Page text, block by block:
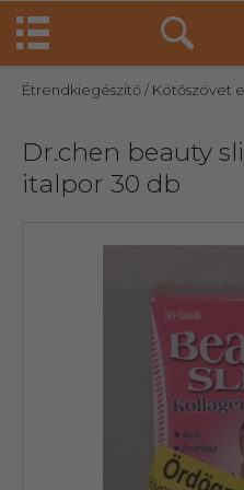
Étrendkiegészítő/ Kötőszövet
Dr.chen beauty
italpor 30 db